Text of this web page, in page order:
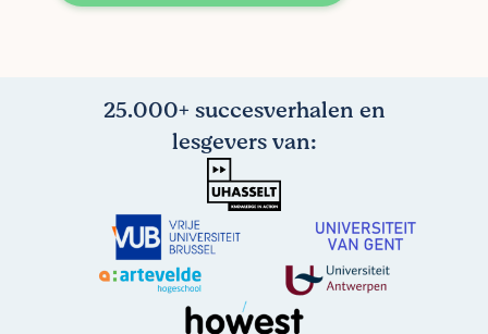
25.000+ succesverhalen en
lesgevers van: